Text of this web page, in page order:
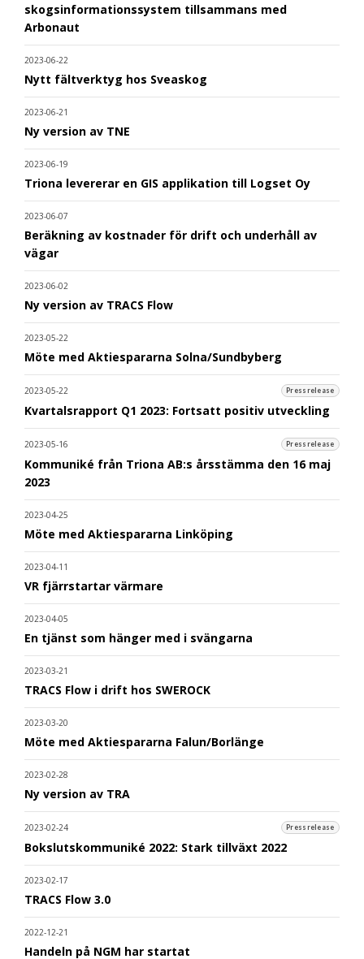
skogsinformationssystem tillsammans med
Arbonaut
2023-06-22
Nytt fältverktyg hos Sveaskog
2023-06-21
Ny version av TNE
2023-06-19
Triona levererar en GIS applikation till Logset Oy
2023-06-07
Beräkning av kostnader för drift och underhåll av
vägar
2023-06-02
Ny version av TRACS Flow
2023-05-22
Möte med Aktiespararna Solna/Sundbyberg
2023-05-22 Pressrelease
Kvartalsrapport Q1 2023: Fortsatt positiv utveckling
2023-05-16 Pressrelease
Kommuniké från Triona AB:s årsstämma den 16 maj
2023
2023-04-25
Möte med Aktiespararna Linköping
2023-04-11
VR fjärrstartar värmare
2023-04-05
En tjänst som hänger med i svängarna
2023-03-21
TRACS Flow i drift hos SWEROCK
2023-03-20
Möte med Aktiespararna Falun/Borlänge
2023-02-28
Ny version av TRA
2023-02-24 Pressrelease
Bokslutskommuniké 2022: Stark tillväxt 2022
2023-02-17
TRACS Flow 3.0
2022-12-21
Handeln på NGM har startat